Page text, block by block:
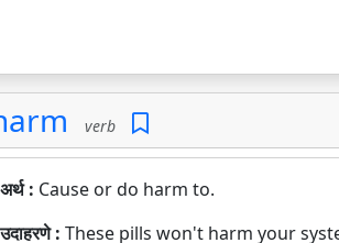
verb
अर्थ : Cause or do harm to.
उदाहरणे : These pills won't harm your